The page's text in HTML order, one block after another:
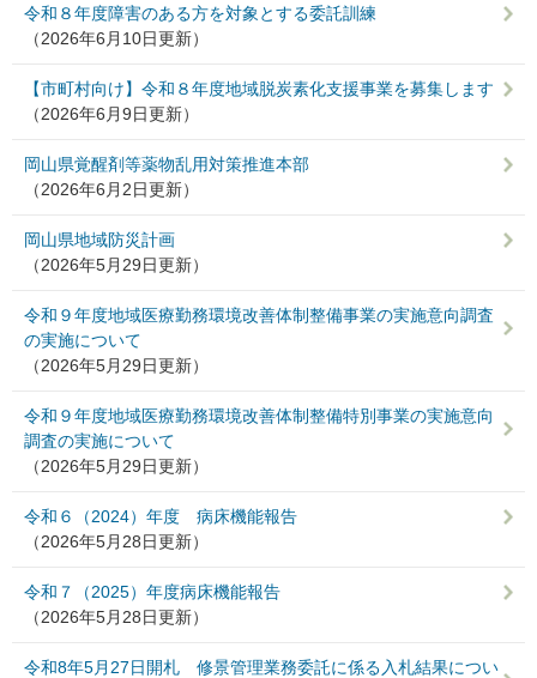
令和８年度障害のある方を対象とする委託訓練
（2026年6月10日更新）
【市町村向け】令和８年度地域脱炭素化支援事業を募集します
（2026年6月9日更新）
岡山県覚醒剤等薬物乱用対策推進本部
（2026年6月2日更新）
岡山県地域防災計画
（2026年5月29日更新）
令和９年度地域医療勤務環境改善体制整備事業の実施意向調査
の実施について
（2026年5月29日更新）
令和９年度地域医療勤務環境改善体制整備特別事業の実施意向
調査の実施について
（2026年5月29日更新）
令和６（2024）年度 病床機能報告
（2026年5月28日更新）
令和７（2025）年度病床機能報告
（2026年5月28日更新）
令和8年5月27日開札 修景管理業務委託に係る入札結果につい